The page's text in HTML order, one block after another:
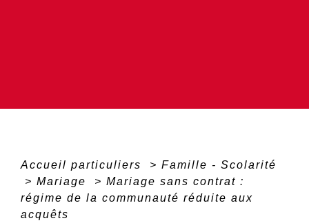
Accueil particuliers > Famille - Scolarité
> Mariage > Mariage sans contrat :
régime de la communauté réduite aux
acquêts